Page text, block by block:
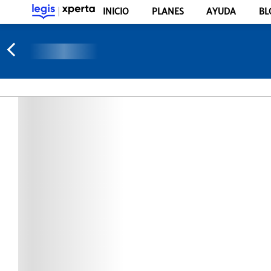
INICIO PLANES AYUDA